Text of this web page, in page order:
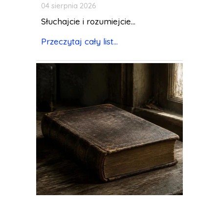
04 sierpnia 2026
Słuchajcie i rozumiejcie...
Przeczytaj cały list...